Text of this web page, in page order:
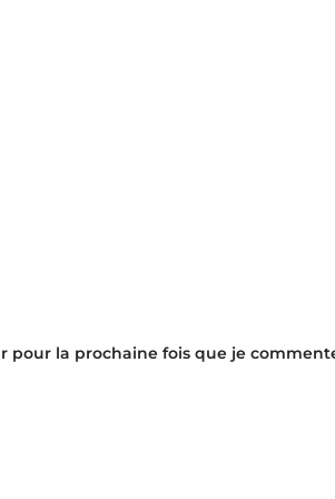
pour la prochaine fois que je